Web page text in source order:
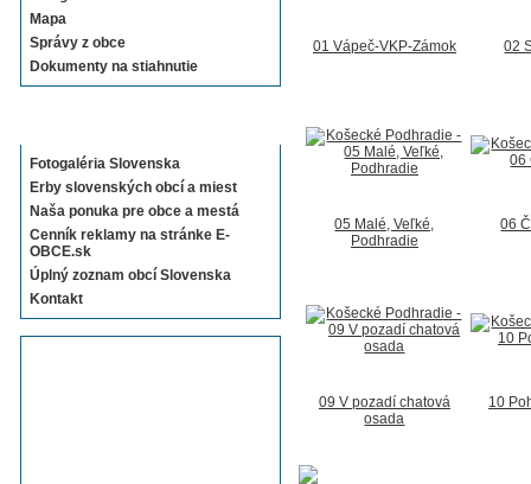
Mapa
Správy z obce
Dokumenty na stiahnutie
Fotogaléria Slovenska
Erby slovenských obcí a miest
Naša ponuka pre obce a mestá
Cenník reklamy na stránke E-
OBCE.sk
Úplný zoznam obcí Slovenska
Kontakt
01 Vápeč-VKP-Zámok 02
05 Malé, Veľké,
Podhradie
06
09 V pozadí chatová
osada
10